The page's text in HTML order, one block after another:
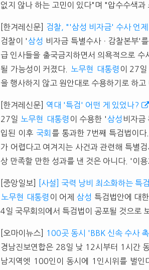
없지 않나 하는 고민이 있다"며 "압수수색과
[한겨레신문]
검찰, "'삼성 비자금' 수사 언
검찰이 '삼성 비자금 특별수사ㆍ감찰본부'
급 인사들을 출국금지하면서 의욕적으로
될 가능성이 커졌다.
노무현 대통령 이 27일
을 행사하지 않고 원안대로 수용하기로 하
[한겨레신문]
역대 '특검' 어떤 게 있었나?
27일
노무현 대통령 이 수용한 '삼성 비자금
입된 이후 국회 를 통과한 7번째 특검법이
가 어렵다고 여겨지는 사건과 관련해 특별
상 만족할 만한 성과를 낸 것은 아니다. '이
[중앙일보]
[사설] 국력 낭비 최소화하는 특
노무현
대통령 이 어제 삼성 특검법안에 대
4일 국무회의에서 특검법이 공포될 것으로
[오마이뉴스]
100곳 동시 'BBK 신속 수사
경남진보연합은 28일 낮 12시부터 1시간
남지역엣 100인이 동시에 1인시위를 벌